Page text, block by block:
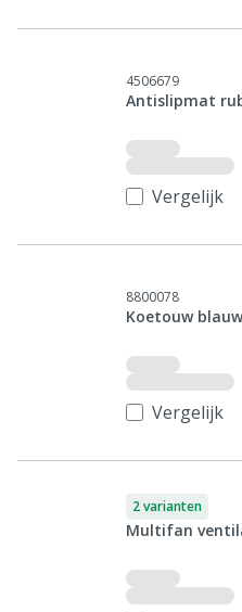
4506679
Antislipmat
Vergelijk
8800078
Koetouw
Vergelijk
2 varianten
Multifan